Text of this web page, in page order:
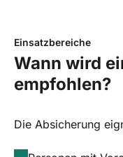
Einsatzbereiche
Wann wird
empfohlen?
Die Absicherung